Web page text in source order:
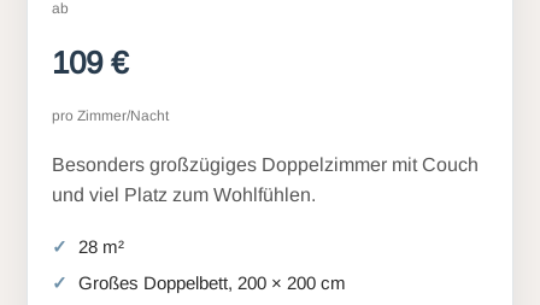
ab
109 €
pro Zimmer/Nacht
Besonders großzügiges Doppelzimmer mit Couch
und viel Platz zum Wohlfühlen.
28 m²
Großes Doppelbett, 200 × 200 cm